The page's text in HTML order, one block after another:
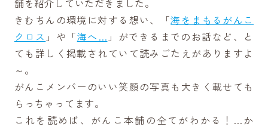
舗を紹介していただきました。
きむちんの環境に対する想い、「海をまもるがんこ
クロス 」や「海へ… 」ができるまでのお話など、と
ても詳しく掲載されていて読みごたえがありますよ
～。
がんこメンバーのいい笑顔の写真も大きく載せても
らっちゃってます。
これを読めば、がんこ本舗の全てがわかる！…か